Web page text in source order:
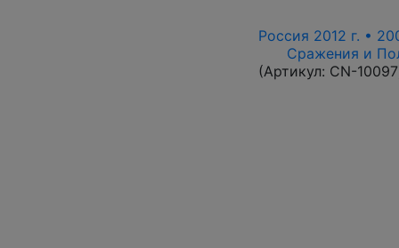
Россия 2012 г. •
Сражения и
(Артикул: CN-10097